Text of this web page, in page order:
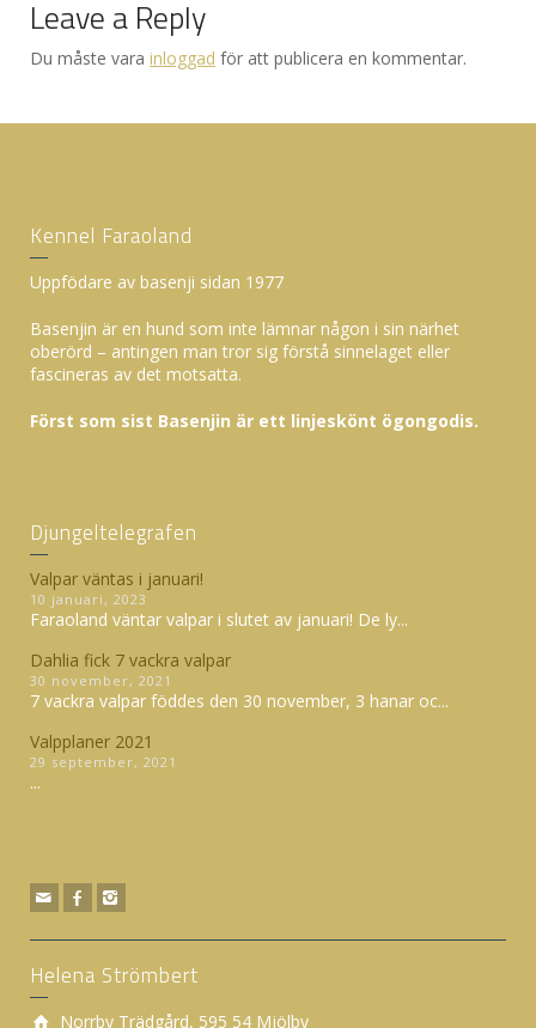
Leave a Reply
Du måste vara inloggad för att publicera en kommentar.
Kennel Faraoland
Uppfödare av basenji sidan 1977
Basenjin är en hund som inte lämnar någon i sin närhet
oberörd – antingen man tror sig förstå sinnelaget eller
fascineras av det motsatta.
Först som sist Basenjin är ett linjeskönt ögongodis.
Djungeltelegrafen
Valpar väntas i januari!
10 januari, 2023
Faraoland väntar valpar i slutet av januari! De ly...
Dahlia fick 7 vackra valpar
30 november, 2021
7 vackra valpar föddes den 30 november, 3 hanar oc...
Valpplaner 2021
29 september, 2021
...
Helena Strömbert
Norrby Trädgård, 595 54 Mjölby